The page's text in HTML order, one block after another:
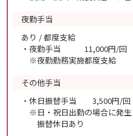
夜勤手当
あり / 都度支給
・夜勤手当 11,000円/回
※夜勤勤務実施都度支給
その他手当
・休日振替手当 3,500円/回
※日・祝日出勤の場合に発生
振替休日あり